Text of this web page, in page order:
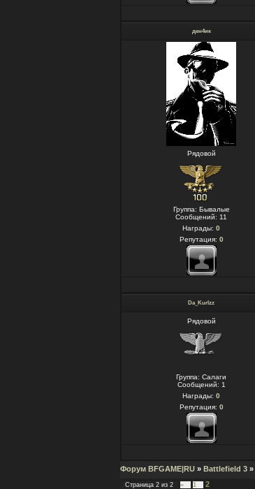
ден4ик
Рядовой
Группа: Бывалые
Сообщений: 11
Награды: 0
Репутация: 0
Da_Kurlzz
Рядовой
Группа: Салаги
Сообщений: 1
Награды: 0
Репутация: 0
Форум BFGAME|RU » Battlefield 3 »
Страница 2 из 2 « 1
2